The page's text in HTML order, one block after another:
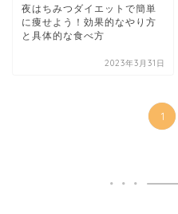
夜はちみつダイエットで簡単
に痩せよう！効果的なやり方
と具体的な食べ方
2023年3月31日
1